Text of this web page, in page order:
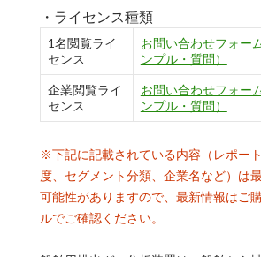
・ライセンス種類
1名閲覧ライ
センス
お問い合わせフォー
ンプル・質問）
企業閲覧ライ
センス
お問い合わせフォー
ンプル・質問）
※下記に記載されている内容（レポー
度、セグメント分類、企業名など）は
可能性がありますので、最新情報はご
ルでご確認ください。